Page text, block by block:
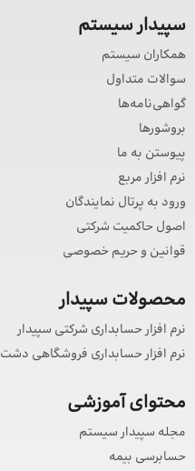
سپیدار سیستم
همکاران سیستم
سوالات متداول
گواهی‌نامه‌ها
بروشورها
پیوستن به ما
نرم افزار مربع
ورود به پرتال نمایندگان
اصول حاکمیت شرکتی
قوانین و حریم خصوصی
محصولات سپیدار
نرم افزار حسابداری شرکتی سپیدار
نرم افزار حسابداری فروشگاهی دشت
محتوای آموزشی
مجله سپیدار سیستم
حسابرسی بیمه